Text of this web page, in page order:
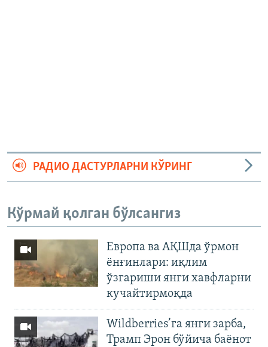
РАДИО ДАСТУРЛАРНИ КЎРИНГ
Кўрмай қолган бўлсангиз
Европа ва АҚШда ўрмон
ёнғинлари: иқлим
ўзгариши янги хавфларни
кучайтирмоқда
Wildberries’га янги зарба,
Трамп Эрон бўйича баёнот